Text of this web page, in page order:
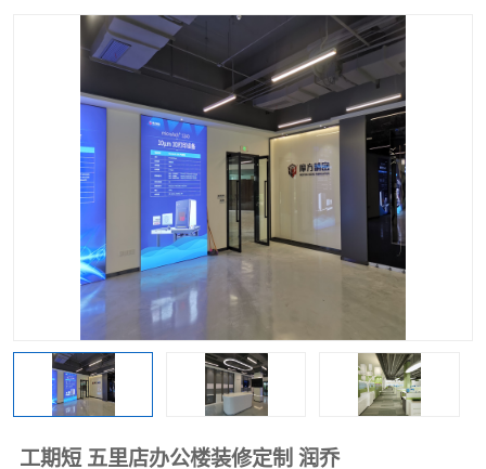
工期短 五里店办公楼装修定制 润乔